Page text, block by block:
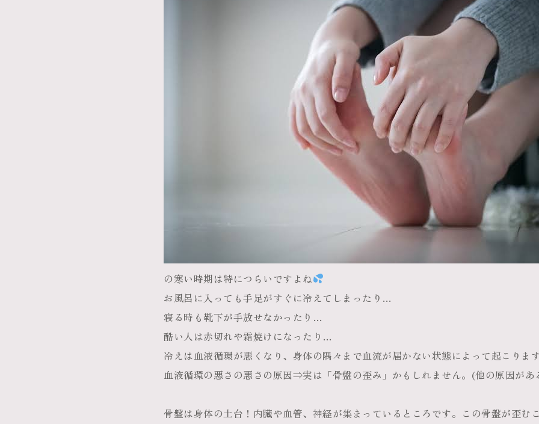
の寒い時期は特につらいですよね
お風呂に入っても手足がすぐに冷えてしまったり…
寝る時も靴下が手放せなかったり…
酷い人は赤切れや霜焼けになったり…
冷えは血液循環が悪くなり、身体の隅々まで血流が届かない状態によって起こります
血液循環の悪さの悪さの原因⇒実は「骨盤の歪み」かもしれません。(他の原因があ
骨盤は身体の土台！内臓や血管、神経が集まっているところです。この骨盤が歪む